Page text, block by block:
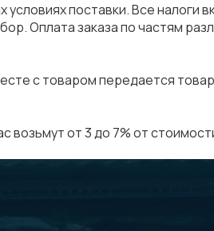
поставки. Все налоги
Оплата заказа по частям
с товаром передается
от 3 до 7% от